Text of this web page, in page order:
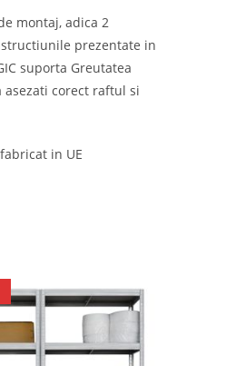
montaj, adica 2
prezentate in
suporta Greutatea
corect raftul si
in UE